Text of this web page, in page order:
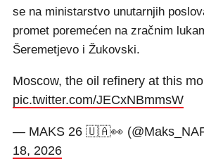
se na ministarstvo unutarnjih
promet poremećen na zračnim
Šeremetjevo i Žukovski.
Moscow, the oil refinery at this
pic.twitter.com/JECxNBmmsW
— MAKS 26 🇺🇦👀
18, 2026